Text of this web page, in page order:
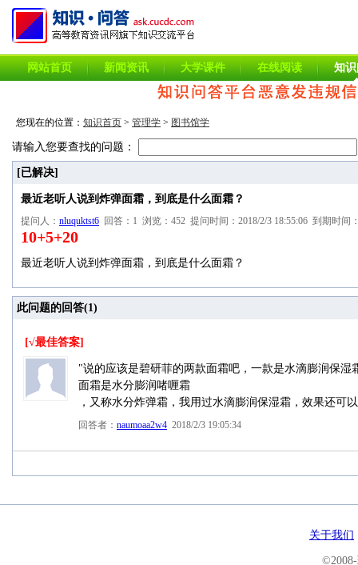
网站首页 新闻资讯 大学课件 在线阅读 知
您现在的位置： 知识首页 > 管理学 > 图书馆学
请输入您要查找的问题：
[已解决]
最近老听人说到炸弹面霜，到底是什么面霜？
提问人： nluquktst6 回答：1 浏览：452 提问时间：2018/2/3 18:55:06 到期时间
10+5+20
最近老听人说到炸弹面霜，到底是什么面霜？
此问题的回答(1)
[√最佳答案]
"说的应该是碧研菲的两款面霜吧，一款是水滴膨润保湿
面霜是水分膨润啫喱霜
，又称水分炸弹霜，我用过水滴膨润保湿霜，效果还可
回答者： naumoaa2w4 2018/2/3 19:05:34
关于我们